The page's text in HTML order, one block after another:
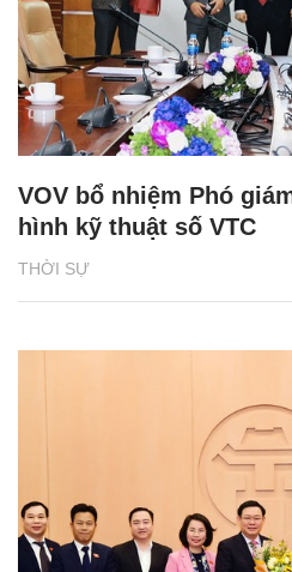
THỜI SỰ
VOV bổ nhiệm Phó
hình kỹ thuật số VTC